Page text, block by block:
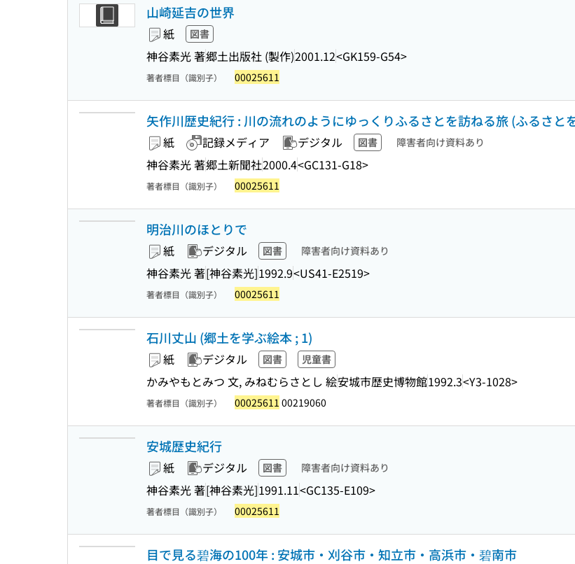
山崎延吉の世界
紙 図書
神谷素光 著郷土出版社 (製作)2001.12<GK159-G54>
著者標目（識別子） 00025611
矢作川歴史紀行 : 川の流れのようにゆっくりふるさとを訪ねる旅 (ふるさと
紙 記録メディア デジタル 図書 障害者向け資料あり
神谷素光 著郷土新聞社2000.4<GC131-G18>
著者標目（識別子） 00025611
明治川のほとりで
紙 デジタル 図書 障害者向け資料あり
神谷素光 著[神谷素光]1992.9<US41-E2519>
著者標目（識別子） 00025611
石川丈山 (郷土を学ぶ絵本 ; 1)
紙 デジタル 図書 児童書
かみやもとみつ 文, みねむらさとし 絵安城市歴史博物館1992.3<Y3-1028>
著者標目（識別子） 00025611 00219060
安城歴史紀行
紙 デジタル 図書 障害者向け資料あり
神谷素光 著[神谷素光]1991.11<GC135-E109>
著者標目（識別子） 00025611
目で見る碧海の100年 : 安城市・刈谷市・知立市・高浜市・碧南市